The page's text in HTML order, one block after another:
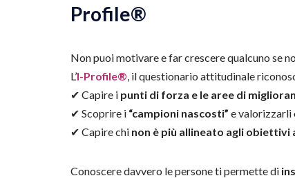
Profile®
Non puoi motivare e far crescere qualcuno se
L’I-Profile®, il questionario attitudinale
✔ Capire i punti di forza e le aree di
✔ Scoprire i “campioni nascosti” e valorizzarli
✔ Capire chi non è più allineato agli obiettivi
Conoscere davvero le persone ti permette di